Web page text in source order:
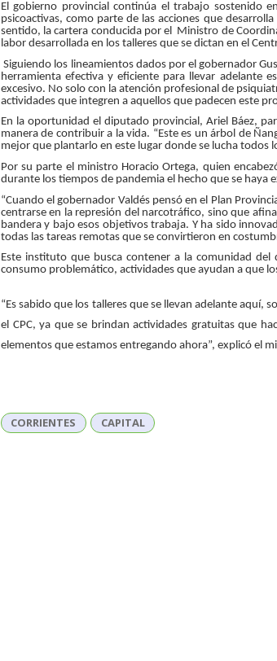
El gobierno provincial continúa el trabajo sostenido
psicoactivas, como parte de las acciones que
sentido, la cartera conducida por el Ministro de
labor desarrollada en los talleres que se dictan en el
Siguiendo los lineamientos dados por el gobernador
herramienta efectiva y eficiente para llevar adelante
excesivo. No solo con la atención profesional de
actividades que integren a aquellos que padecen este
En la oportunidad el diputado provincial, Ariel Báez,
manera de contribuir a la vida. “Este es un árbol de
mejor que plantarlo en este lugar donde se lucha todos
Por su parte el ministro Horacio Ortega, quien
durante los tiempos de pandemia el hecho que se haya
“Cuando el gobernador Valdés pensó en el Plan
centrarse en la represión del narcotráfico, sino que
bandera y bajo esos objetivos trabaja. Y ha sido
todas las tareas remotas que se convirtieron en
Este instituto que busca contener a la comunidad
consumo problemático, actividades que ayudan a que
“Es sabido que los talleres que se llevan adelante aquí,
el CPC, ya que se brindan actividades gratuitas que
elementos que estamos entregando ahora”, explicó el
CORRIENTES CAPITAL